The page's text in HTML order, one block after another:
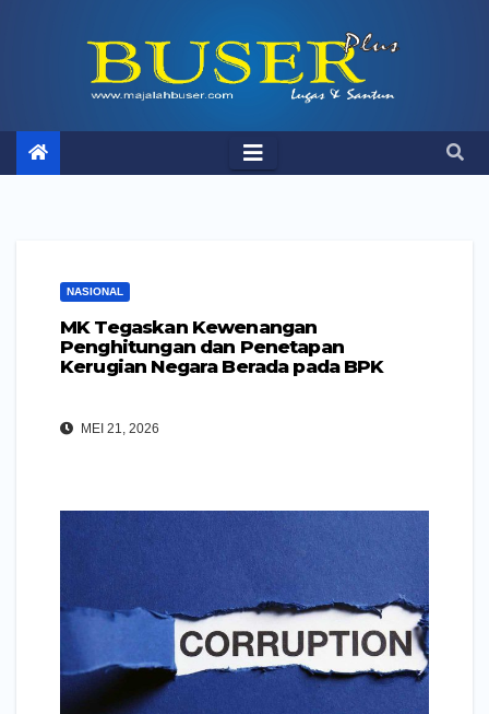
NASIONAL
MK Tegaskan Kewenangan
Penghitungan dan Penetapan
Kerugian Negara Berada pada BPK
MEI 21, 2026